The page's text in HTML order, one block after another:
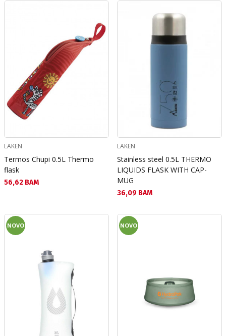
LAKEN
Termos Chupi 0.5L Thermo
flask
Текуща цена:
56,62 BAM
LAKEN
Stainless steel 0.5L THERMO
LIQUIDS FLASK WITH CAP-
MUG
Текуща цена:
36,09 BAM
NOVO NOVO